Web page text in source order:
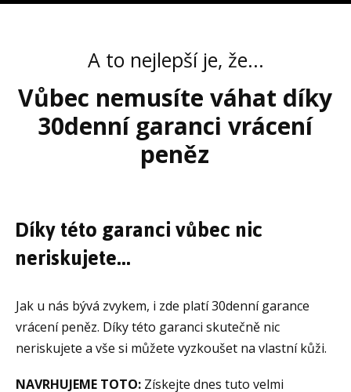
A to nejlepší je, že...
Vůbec nemusíte váhat díky
30denní garanci vrácení
peněz
Díky této garanci vůbec nic
neriskujete...
Jak u nás bývá zvykem, i zde platí 30denní garance
vrácení peněz. Díky této garanci skutečně nic
neriskujete a vše si můžete vyzkoušet na vlastní kůži.
NAVRHUJEME TOTO: Získejte dnes tuto velmi